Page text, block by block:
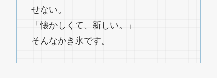
せない。
「懐かしくて、新しい。」
そんなかき氷です。